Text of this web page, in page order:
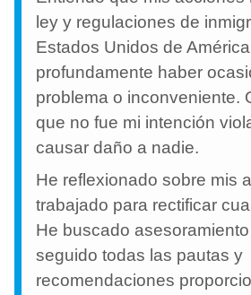
ley y regulaciones de
Estados Unidos de
profundamente haber
problema o inconveniente.
que no fue mi intención
causar daño a nadie.
He reflexionado sobre mis
trabajado para rectificar
He buscado
seguido todas las pautas y
recomendaciones